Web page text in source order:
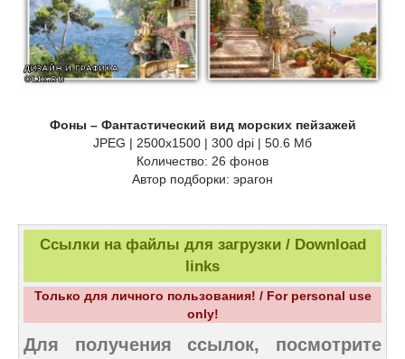
Фоны – Фантастический вид морских пейзажей
JPEG | 2500х1500 | 300 dpi | 50.6 Мб
Количество: 26 фонов
Автор подборки: эрагон
Ссылки на файлы для загрузки / Download
links
Только для личного пользования! / For personal use
only!
Для получения ссылок, посмотрите